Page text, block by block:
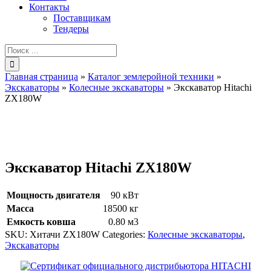
Контакты
Поставщикам
Тендеры
Результат
поиска:
Главная страница » Каталог землеройной техники »
Экскаваторы » Колесные экскаваторы » Экскаватор Hitachi
ZX180W
Экскаватор Hitachi ZX180W
Мощность двигателя
90 кВт
Масса
18500 кг
Емкость ковша
0.80 м3
SKU: Хитачи ZX180W Categories: Колесные экскаваторы,
Экскаваторы